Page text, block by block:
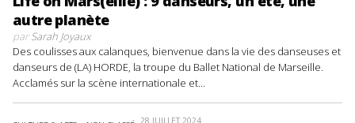
autre planète
parSarah Joyaux
Des coulisses aux calanques, bienvenue dans la vie des danseuses et
danseurs de (LA) HORDE, la troupe du Ballet National de Marseille.
Acclamés sur la scène internationale et...